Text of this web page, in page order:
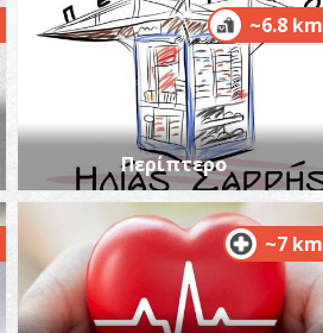
~6.8 km
Περίπτερο
~7 km